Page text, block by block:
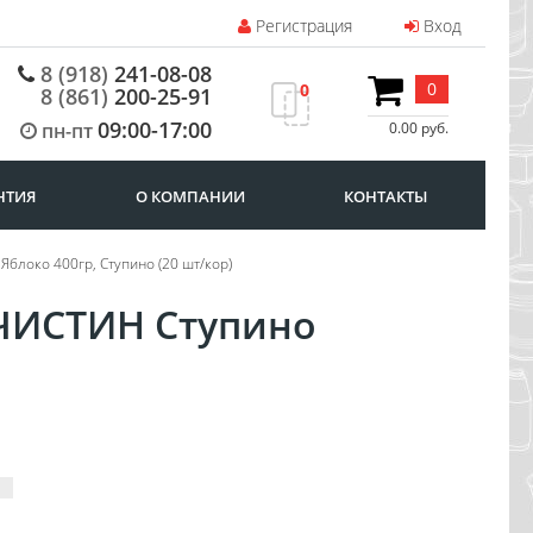
Регистрация Вход
8 (918) 241-08-08
8 (861) 200-25-91
пн-пт09:00-17:00
0 0
0.00 руб.
О КОМПАНИИ КОНТАКТЫ
400гр, Ступино (20 шт/кор)
Ступино